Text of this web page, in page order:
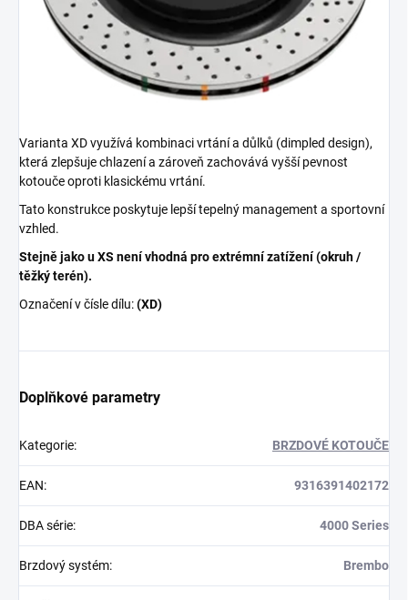
Varianta XD využívá kombinaci vrtání a důlků (dimpled design),
která zlepšuje chlazení a zároveň zachovává vyšší pevnost
kotouče oproti klasickému vrtání.
Tato konstrukce poskytuje lepší tepelný management a sportovní
vzhled.
Stejně jako u XS není vhodná pro extrémní zatížení (okruh /
těžký terén).
Označení v čísle dílu:(XD)
Doplňkové parametry
Kategorie: BRZDOVÉ KOTOUČE
EAN: 9316391402172
DBA série: 4000 Series
Brzdový systém: Brembo